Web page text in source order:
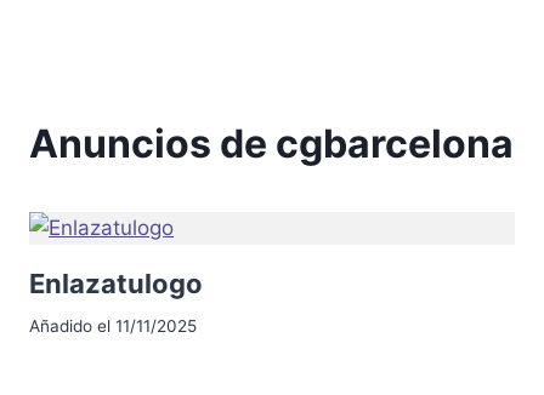
Anuncios de cgbarcelona
Enlazatulogo
Añadido el 11/11/2025